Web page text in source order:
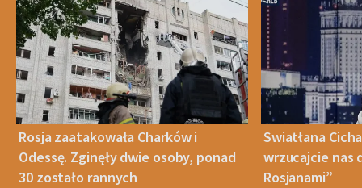
Rosja zaatakowała Charków i
Odessę. Zginęły dwie osoby, ponad
30 zostało rannych
Swiatłana
wrzucajcie nas
Rosjanami”